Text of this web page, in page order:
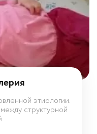
этиологии.
структурной